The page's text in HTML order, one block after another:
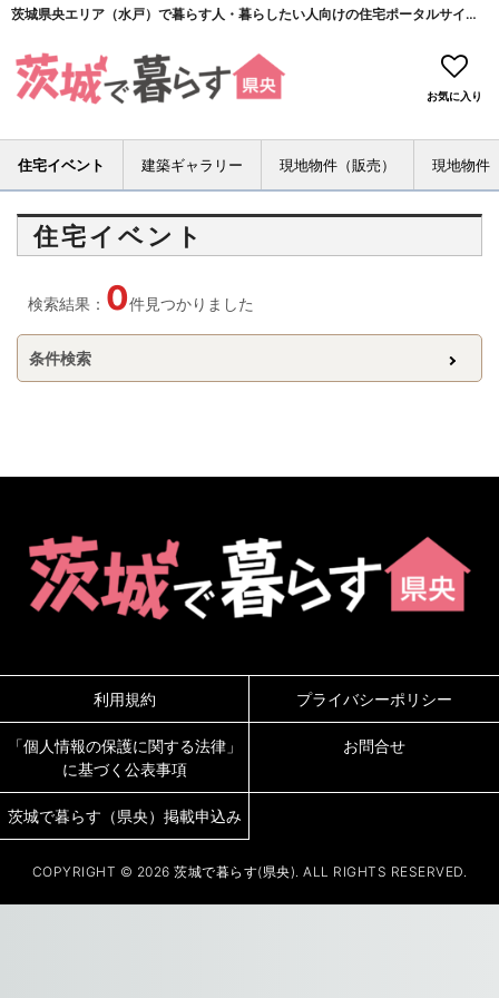
茨城県央エリア（水戸）で暮らす人・暮らしたい人向けの住宅ポータルサイト＜茨城で暮らす（県央）＞
お気に入り
住宅イベント 建築ギャラリー 現地物件（販売） 現地物件
住宅イベント
検索結果： 0件見つかりました
条件検索
利用規約 プライバシーポリシー
「個人情報の保護に関する法律」
に基づく公表事項
お問合せ
茨城で暮らす（県央）掲載申込み
COPYRIGHT © 2026 茨城で暮らす(県央). ALL RIGHTS RESERVED.